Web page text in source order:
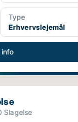
Type
Erhvervslejemål
info
Slagelse